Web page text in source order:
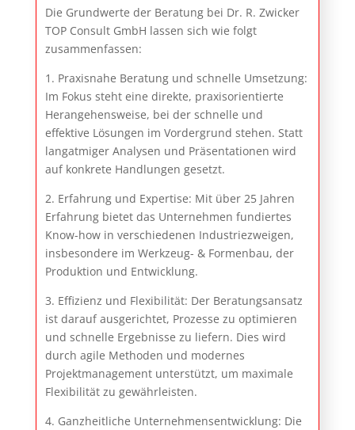
Die Grundwerte der Beratung bei Dr. R. Zwicker
TOP Consult GmbH lassen sich wie folgt
zusammenfassen:
1. Praxisnahe Beratung und schnelle Umsetzung:
Im Fokus steht eine direkte, praxisorientierte
Herangehensweise, bei der schnelle und
effektive Lösungen im Vordergrund stehen. Statt
langatmiger Analysen und Präsentationen wird
auf konkrete Handlungen gesetzt.
2. Erfahrung und Expertise: Mit über 25 Jahren
Erfahrung bietet das Unternehmen fundiertes
Know-how in verschiedenen Industriezweigen,
insbesondere im Werkzeug- & Formenbau, der
Produktion und Entwicklung.
3. Effizienz und Flexibilität: Der Beratungsansatz
ist darauf ausgerichtet, Prozesse zu optimieren
und schnelle Ergebnisse zu liefern. Dies wird
durch agile Methoden und modernes
Projektmanagement unterstützt, um maximale
Flexibilität zu gewährleisten.
4. Ganzheitliche Unternehmensentwicklung: Die